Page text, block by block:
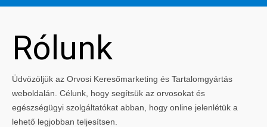
Rólunk
Üdvözöljük az Orvosi Keresőmarketing és Tartalomgyártás
weboldalán. Célunk, hogy segítsük az orvosokat és
egészségügyi szolgáltatókat abban, hogy online jelenlétük a
lehető legjobban teljesítsen.